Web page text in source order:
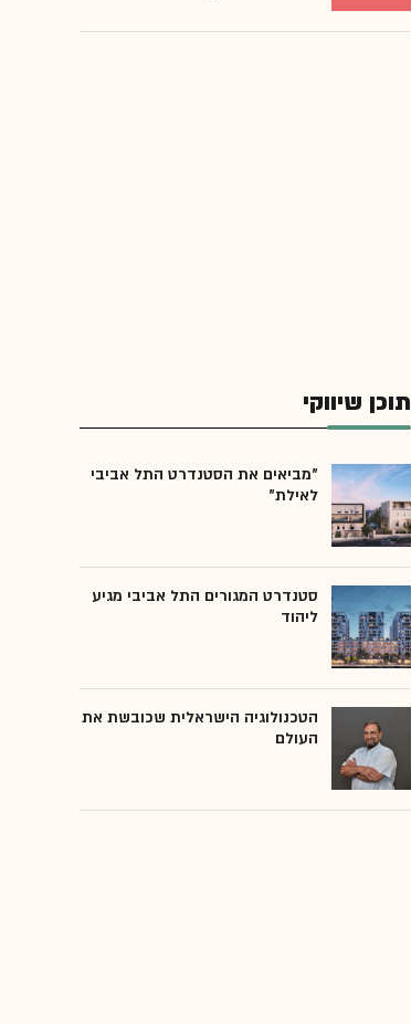
תוכן שיווקי
"מביאים את הסטנדרט התל אביבי
לאילת"
סטנדרט המגורים התל אביבי מגיע
ליהוד
הטכנולוגיה הישראלית שכובשת את
העולם